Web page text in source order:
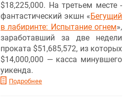
$18,225,000. На третьем месте -
фантастический экшн «Бегущий
в лабиринте: Испытание огнем»,
заработавший за две недели
проката $51,685,572, из которых
$14,000,000 — касса минувшего
уикенда.
Подробнее